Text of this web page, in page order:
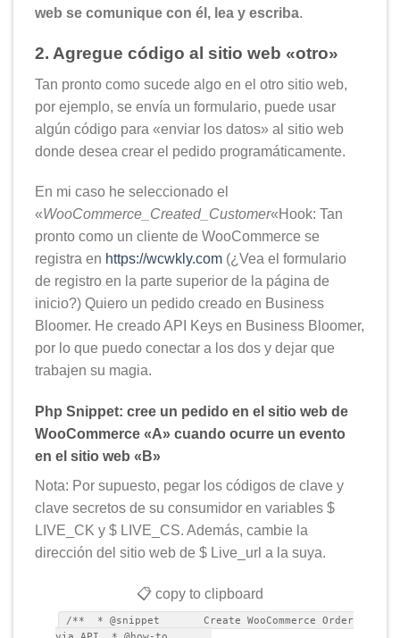
web se comunique con él, lea y escriba.
2. Agregue código al sitio web «otro»
Tan pronto como sucede algo en el otro sitio web,
por ejemplo, se envía un formulario, puede usar
algún código para «enviar los datos» al sitio web
donde desea crear el pedido programáticamente.
En mi caso he seleccionado el
«WooCommerce_Created_Customer«Hook: Tan
pronto como un cliente de WooCommerce se
registra en https://wcwkly.com (¿Vea el formulario
de registro en la parte superior de la página de
inicio?) Quiero un pedido creado en Business
Bloomer. He creado API Keys en Business Bloomer,
por lo que puedo conectar a los dos y dejar que
trabajen su magia.
Php Snippet: cree un pedido en el sitio web de
WooCommerce «A» cuando ocurre un evento
en el sitio web «B»
Nota: Por supuesto, pegar los códigos de clave y
clave secretos de su consumidor en variables $
LIVE_CK y $ LIVE_CS. Además, cambie la
dirección del sitio web de $ Live_url a la suya.
📋 copy to clipboard
/** * @snippet Create WooCommerce Order